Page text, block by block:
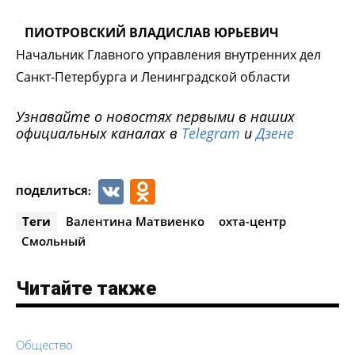
ПИОТРОВСКИЙ ВЛАДИСЛАВ ЮРЬЕВИЧ
Начальник Главного управления внутренних дел
Санкт-Петербурга и Ленинградской области
Узнавайте о новостях первыми в наших
официальных каналах в Telegram иДзене
ПОДЕЛИТЬСЯ: VK
Теги Валентина Матвиенко
охта-центр
Смольный
Читайте также
Общество